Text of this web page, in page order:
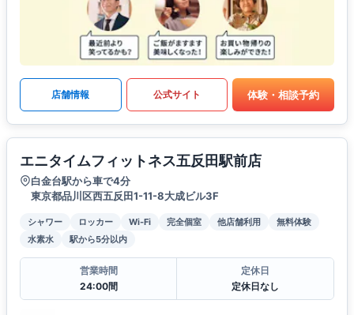
店舗情報 公式サイト 体験・相談予約
エニタイムフィットネス五反田駅前店
白金台駅から車で4分
東京都品川区西五反田1-11-8大成ビル3F
シャワー ロッカー Wi-Fi 完全個室 他店舗利用
無料体験
水素水
駅から5分以内
営業時間
24:00間
定休日
定休日なし